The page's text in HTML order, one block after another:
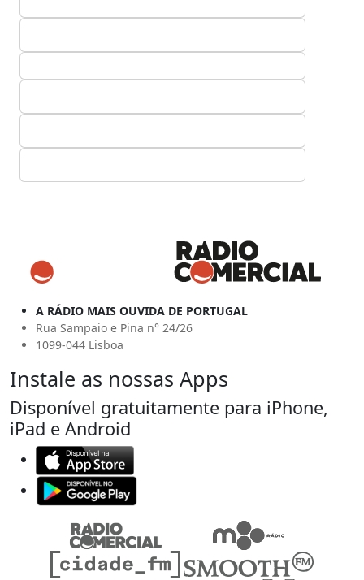
A RÁDIO MAIS OUVIDA DE PORTUGAL
Rua Sampaio e Pina n° 24/26
1099-044 Lisboa
Instale as nossas Apps
Disponível gratuitamente para iPhone,
iPad e Android